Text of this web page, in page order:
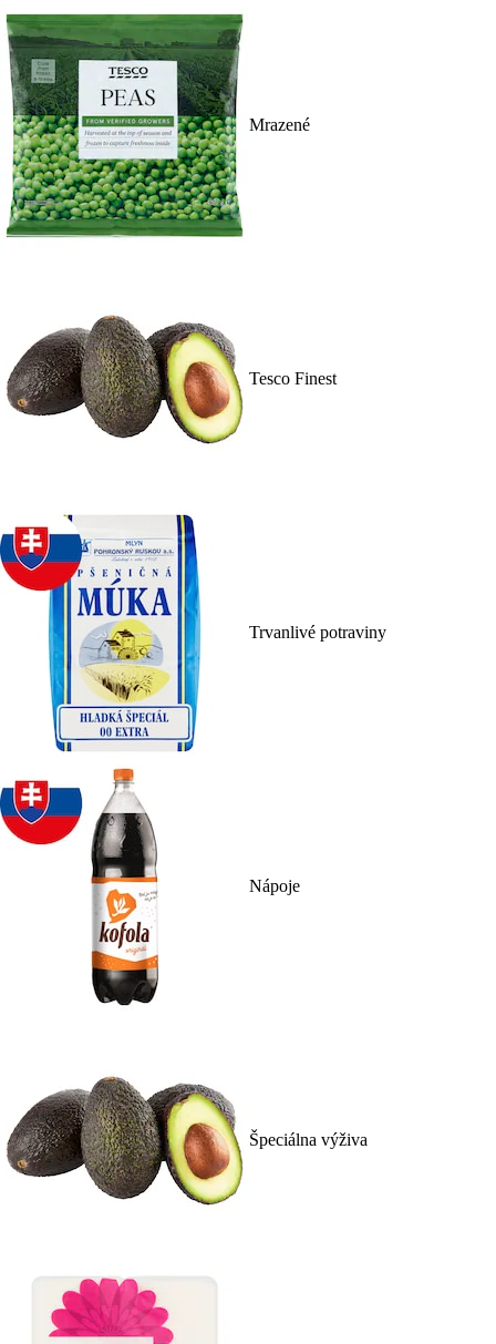
Mrazené
Tesco Finest
Trvanlivé potraviny
Nápoje
Špeciálna výživa